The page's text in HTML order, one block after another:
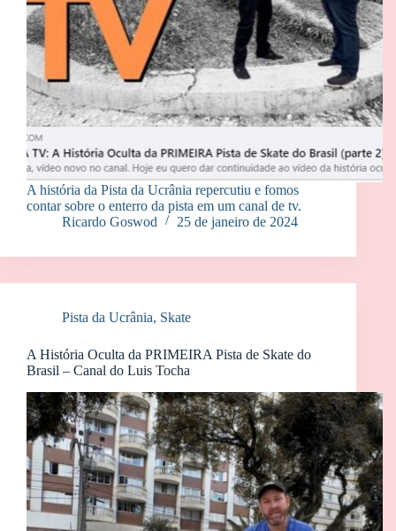
A história da Pista da Ucrânia repercutiu e fomos
contar sobre o enterro da pista em um canal de tv.
Ricardo Goswod
25 de janeiro de 2024
Pista da Ucrânia, Skate
A História Oculta da PRIMEIRA Pista de Skate do
Brasil – Canal do Luis Tocha